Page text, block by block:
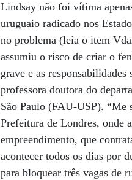
Lindsay não foi vítima
uruguaio radicado nos
no problema (leia o item
assumiu o risco de criar o
grave e as
professora doutora do
São Paulo (FAU-USP). “Me
Prefeitura de Londres, onde
empreendimento, que
acontecer todos os dias por
para bloquear três vagas de